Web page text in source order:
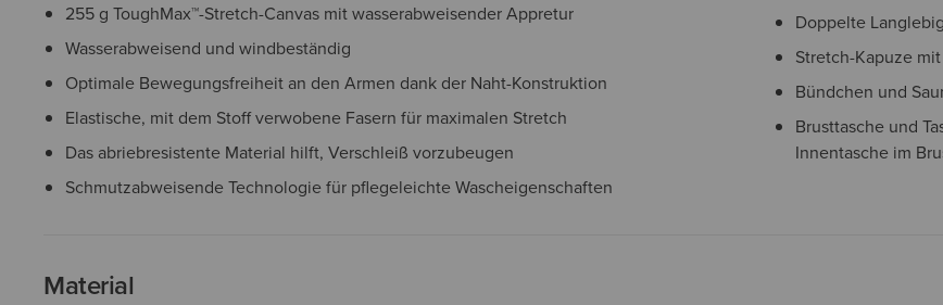
255 g ToughMax™-Stretch-Canvas mit wasserabweisender Appretur
Wasserabweisend und windbeständig
Optimale Bewegungsfreiheit an den Armen dank der Naht-Konstruktion
Elastische, mit dem Stoff verwobene Fasern für maximalen Stretch
Das abriebresistente Material hilft, Verschleiß vorzubeugen
Schmutzabweisende Technologie für pflegeleichte Wascheigenschaften
Doppelte
Stretch-Kapuze
Bündchen und
Brusttasche und
Innentasche im
Material